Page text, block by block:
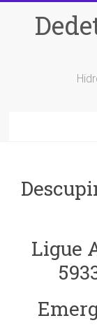
Ligue